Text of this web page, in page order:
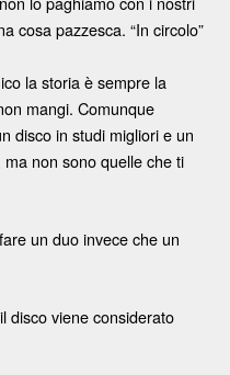
cosa pazzesca. “In circolo”
la storia è sempre la
mangi. Comunque
disco in studi migliori e un
non sono quelle che ti
un duo invece che un
disco viene considerato